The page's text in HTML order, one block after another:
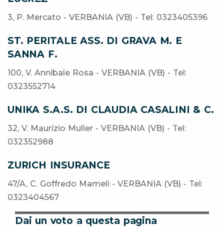
3, P. Mercato - VERBANIA (VB) - Tel: 0323405396
ST. PERITALE ASS. DI GRAVA M. E
SANNA F.
100, V. Annibale Rosa - VERBANIA (VB) - Tel:
0323552714
UNIKA S.A.S. DI CLAUDIA CASALINI & C.
32, V. Maurizio Muller - VERBANIA (VB) - Tel:
032352988
ZURICH INSURANCE
47/A, C. Goffredo Mameli - VERBANIA (VB) - Tel:
0323404567
Dai un voto a questa pagina